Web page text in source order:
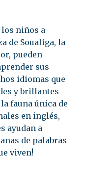
los niños a
de Soualiga, la
pueden
sus
idiomas que
y brillantes
fauna única de
en inglés,
ayudan a
de palabras
viven!